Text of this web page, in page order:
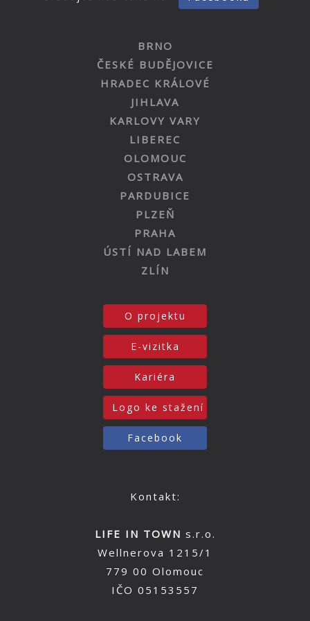
BRNO
ČESKÉ BUDĚJOVICE
HRADEC KRÁLOVÉ
JIHLAVA
KARLOVY VARY
LIBEREC
OLOMOUC
OSTRAVA
PARDUBICE
PLZEŇ
PRAHA
ÚSTÍ NAD LABEM
ZLÍN
O projektu
E-vizitka
Kariéra
Logo ke stažení
Facebook
Kontakt:
LIFE IN TOWN s.r.o.
Wellnerova 1215/1
779 00 Olomouc
IČO 05153557